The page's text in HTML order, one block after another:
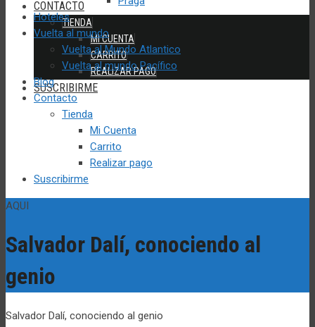
CONTACTO
TIENDA
MI CUENTA
CARRITO
REALIZAR PAGO
SUSCRIBIRME
Hoteles
Vuelta al mundo
Vuelta al Mundo Atlantico
Vuelta al mundo Pacífico
Blog
Contacto
Tienda
Mi Cuenta
Carrito
Realizar pago
Suscribirme
AQUI
Salvador Dalí, conociendo al
genio
Salvador Dalí, conociendo al genio